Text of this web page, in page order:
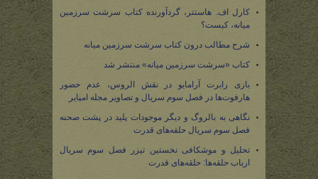
کارل اف. هاستتر، گردآورنده کتاب سرشت سرزمین
میانه، کیست؟
شرح مطالب درون کتاب سرشت سرزمین میانه
کتاب «سرشت سرزمین میانه» منتشر شد
بازی رابرت آرامایو در نقش الروس، عدم حضور
هارفوت‌ها در فصل سوم سریال و تصاویر مجله امپایر
نگاهی به بالروگ و دیگر موجودات پلید در پشت صحنه
فصل سوم سریال حلقه‌های قدرت
تحلیل و موشکافی نخستین تیزر فصل سوم سریال
ارباب حلقه‌ها: حلقه‌های قدرت